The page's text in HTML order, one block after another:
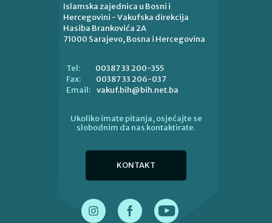
Islamska zajednica u Bosni i
Hercegovini - Vakufska direkcija
Hasiba Brankovića 2A
71000 Sarajevo, Bosna i Hercegovina
Tel:
00387 33 200-355
Fax:
00387 33 206-037
Email: vakuf.bih@bih.net.ba
Ukoliko imate pitanja, osjećajte se
slobodnim da nas kontaktirate.
KONTAKT